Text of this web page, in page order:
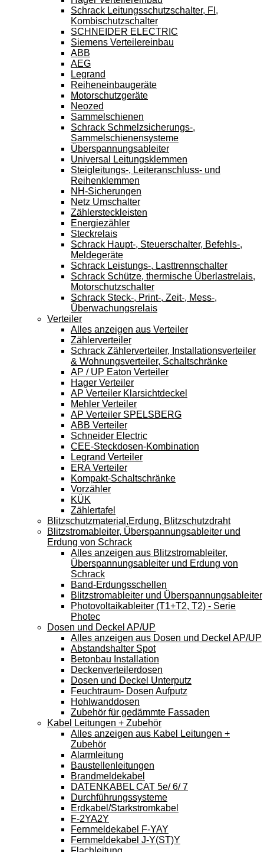
Schrack Leitungsschutzschalter, FI,
Kombischutzschalter
SCHNEIDER ELECTRIC
Siemens Verteilereinbau
ABB
AEG
Legrand
Reiheneinbaugeräte
Motorschutzgeräte
Neozed
Sammelschienen
Schrack Schmelzsicherungs-,
Sammelschienensysteme
Überspannungsableiter
Universal Leitungsklemmen
Steigleitungs-, Leiteranschluss- und
Reihenklemmen
NH-Sicherungen
Netz Umschalter
Zählersteckleisten
Energiezähler
Steckrelais
Schrack Haupt-, Steuerschalter, Befehls-,
Meldegeräte
Schrack Leistungs-, Lasttrennschalter
Schrack Schütze, thermische Überlastrelais,
Motorschutzschalter
Schrack Steck-, Print-, Zeit-, Mess-,
Überwachungsrelais
Verteiler
Alles anzeigen aus Verteiler
Zählerverteiler
Schrack Zählerverteiler, Installationsverteiler
& Wohnungsverteiler, Schaltschränke
AP / UP Eaton Verteiler
Hager Verteiler
AP Verteiler Klarsichtdeckel
Mehler Verteiler
AP Verteiler SPELSBERG
ABB Verteiler
Schneider Electric
CEE-Steckdosen-Kombination
Legrand Verteiler
ERA Verteiler
Kompakt-Schaltschränke
Vorzähler
KÜK
Zählertafel
Blitzschutzmaterial,Erdung, Blitzschutzdraht
Blitzstromableiter, Überspannungsableiter und
Erdung von Schrack
Alles anzeigen aus Blitzstromableiter,
Überspannungsableiter und Erdung von
Schrack
Band-Erdungsschellen
Blitzstromableiter und Überspannungsableiter
Photovoltaikableiter (T1+T2, T2) - Serie
Photec
Dosen und Deckel AP/UP
Alles anzeigen aus Dosen und Deckel AP/UP
Abstandshalter Spot
Betonbau Installation
Deckenverteilerdosen
Dosen und Deckel Unterputz
Feuchtraum- Dosen Aufputz
Hohlwanddosen
Zubehör für gedämmte Fassaden
Kabel Leitungen + Zubehör
Alles anzeigen aus Kabel Leitungen +
Zubehör
Alarmleitung
Baustellenleitungen
Brandmeldekabel
DATENKABEL CAT 5e/ 6/ 7
Durchführungssysteme
Erdkabel/Starkstromkabel
F-2YA2Y
Fernmeldekabel F-YAY
Fernmeldekabel J-Y(ST)Y